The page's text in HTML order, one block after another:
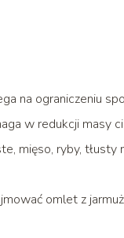
na ograniczeniu
w redukcji masy
mięso, ryby, tłusty
omlet z